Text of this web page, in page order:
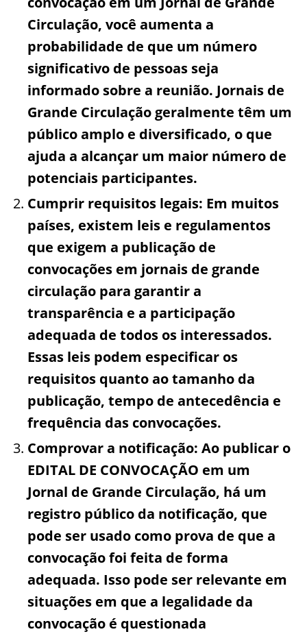
Circulação, você aumenta a
probabilidade de que um número
significativo de pessoas seja
informado sobre a reunião. Jornais de
Grande Circulação geralmente têm um
público amplo e diversificado, o que
ajuda a alcançar um maior número de
potenciais participantes.
Cumprir requisitos legais: Em muitos
países, existem leis e regulamentos
que exigem a publicação de
convocações em jornais de grande
circulação para garantir a
transparência e a participação
adequada de todos os interessados.
Essas leis podem especificar os
requisitos quanto ao tamanho da
publicação, tempo de antecedência e
frequência das convocações.
Comprovar a notificação: Ao publicar o
EDITAL DE CONVOCAÇÃO em um
Jornal de Grande Circulação, há um
registro público da notificação, que
pode ser usado como prova de que a
convocação foi feita de forma
adequada. Isso pode ser relevante em
situações em que a legalidade da
convocação é questionada